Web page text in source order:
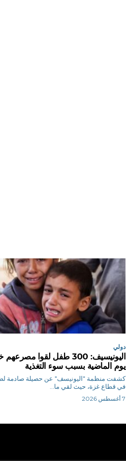
دولي
يوم الماضية بسبب سوء التغذية
كشفت منظمة "اليونيسف" عن حصيلة صادمة
في قطاع غزة، حيث لقي ما...
7 أغسطس 2026